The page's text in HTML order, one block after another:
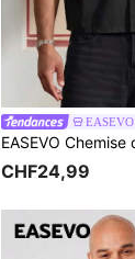
EASEVO
CHF24,99